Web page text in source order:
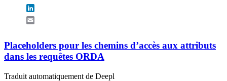
Placeholders pour les chemins d’accès aux attributs
dans les requêtes ORDA
Traduit automatiquement de Deepl